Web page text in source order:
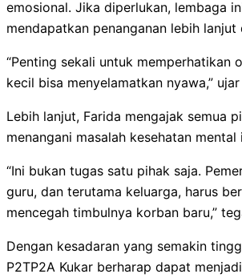
emosional. Jika diperlukan, lembaga
mendapatkan penanganan lebih
“Penting sekali untuk
kecil bisa menyelamatkan nyawa,”
Lebih lanjut, Farida mengajak semua
menangani masalah kesehatan mental
“Ini bukan tugas satu pihak saja.
guru, dan terutama keluarga, harus
mencegah timbulnya korban baru,”
Dengan kesadaran yang semakin
P2TP2A Kukar berharap dapat